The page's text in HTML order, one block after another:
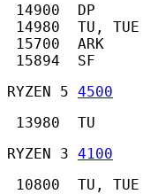
14900  DP
14980  TU, TUE
15700  ARK
15894  SF
RYZEN 5 4500
13980  TU
RYZEN 3 4100
10800  TU, TUE